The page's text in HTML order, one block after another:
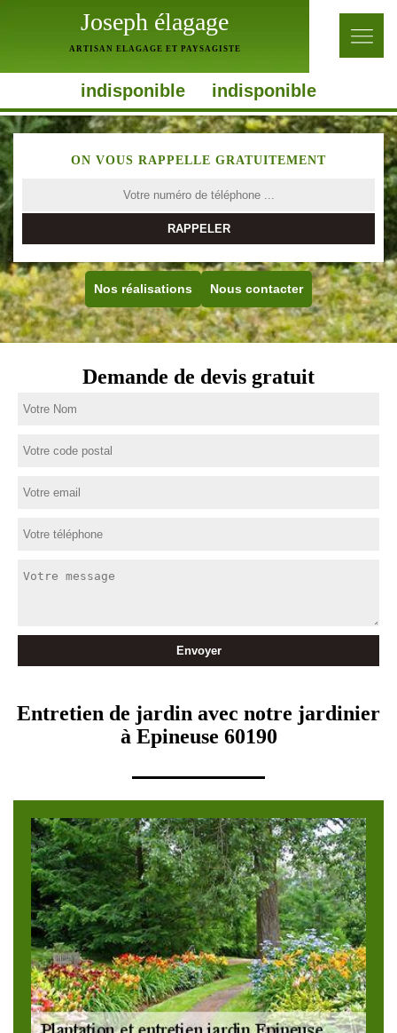
Joseph élagage
ARTISAN ELAGAGE ET PAYSAGISTE
indisponible indisponible
ON VOUS RAPPELLE GRATUITEMENT
Nos réalisations Nous contacter
Demande de devis gratuit
Entretien de jardin avec notre jardinier
à Epineuse 60190